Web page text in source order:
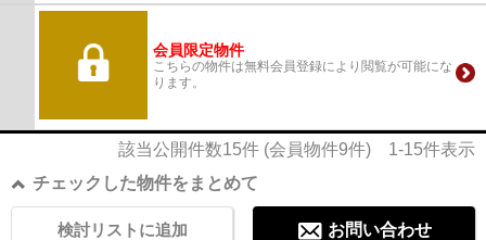
会員限定物件
こちらの物件は無料会員登録により閲覧が可能にな
ります。
該当公開件数15件 (会員物件9件) 1-15件表示
チェックした物件をまとめて
お問い合わせ
検討リストに追加